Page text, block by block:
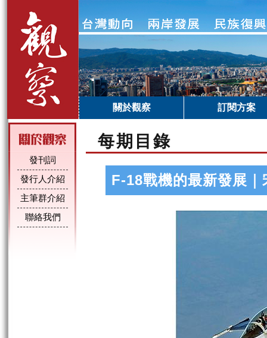
關於觀察 訂閱方案
發刊詞
發行人介紹
主筆群介紹
聯絡我們
每期目錄
F-18戰機的最新發展｜